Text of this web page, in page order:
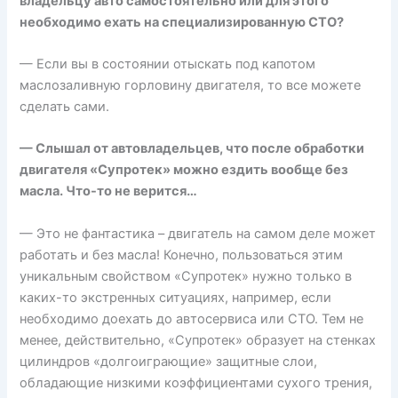
необходимо ехать на специализированную СТО?
— Если вы в состоянии отыскать под капотом
маслозаливную горловину двигателя, то все можете
сделать сами.
— Слышал от автовладельцев, что после обработки
двигателя «Супротек» можно ездить вообще без
масла. Что-то не верится…
— Это не фантастика – двигатель на самом деле может
работать и без масла! Конечно, пользоваться этим
уникальным свойством «Супротек» нужно только в
каких-то экстренных ситуациях, например, если
необходимо доехать до автосервиса или СТО. Тем не
менее, действительно, «Супротек» образует на стенках
цилиндров «долгоиграющие» защитные слои,
обладающие низкими коэффициентами сухого трения,